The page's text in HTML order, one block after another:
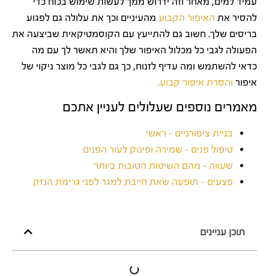
להסיר את האיפור הקבוע מהעיניים וכך את עלולה גם לפגוע
בריסים שלך. חשוב גם להתייעץ עם הקוסמטיקאית שביצעה את
הפעולה לגבי כל מכלול האיפור שלך והיא תאשר לך עם מה
כדאי להשתמש ומה עדיף לזנוח, כך גם לגבי כל מוצר ניקוי של
איפור והסרת איפור קבוע.
מאמרים נוספים שעלולים לעניין אתכם
בניית ציפורניים – ראשי
טיפול פנים – שמירה ופינוק לעור הפנים
שעווה – מהם השיטות הטובות ביותר
פצעים – תופעה שאת חייבת למגר לפני גרימת הנזק
תוכן עניינים